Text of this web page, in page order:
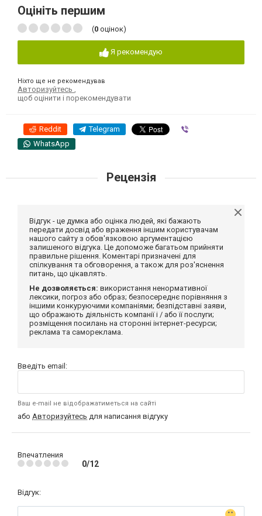
Оцініть першим
(0 оцінок)
Я рекомендую
Ніхто ще не рекомендував
Авторизуйтесь
щоб оцінити і порекомендувати
Reddit Telegram
WhatsApp
Рецензія
Відгук - це думка або оцінка людей, які бажають
передати досвід або враження іншим користувачам
нашого сайту з обов'язковою аргументацією
залишеного відгука. Це допоможе багатьом прийняти
правильне рішення. Коментарі призначені для
спілкування та обговорення, а також для роз'яснення
питань, що цікавлять.
Не дозволяється: використання ненормативної
лексики, погроз або образ; безпосереднє порівняння з
іншими конкуруючими компаніями; безпідставні заяви,
що ображають діяльність компанії і / або її послуги;
розміщення посилань на сторонні інтернет-ресурси;
реклама та самореклама.
Введіть email:
Ваш e-mail не відображатиметься на сайті
або Авторизуйтесь для написання відгуку
Впечатления
0/12
Відгук: